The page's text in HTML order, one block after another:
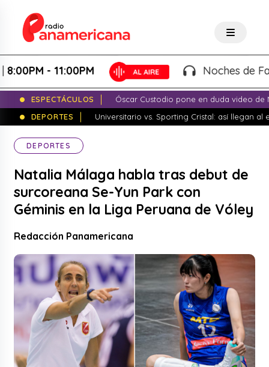
- 11:00PM Noches de
ESPECTÁCULOS
Óscar Custodio pone en duda video de
DEPORTES
Universitario vs. Sporting Cristal: así llegan al
DEPORTES
Natalia Málaga habla tras debut de
surcoreana Se-Yun Park con
Géminis en la Liga Peruana de Vóley
Redacción Panamericana